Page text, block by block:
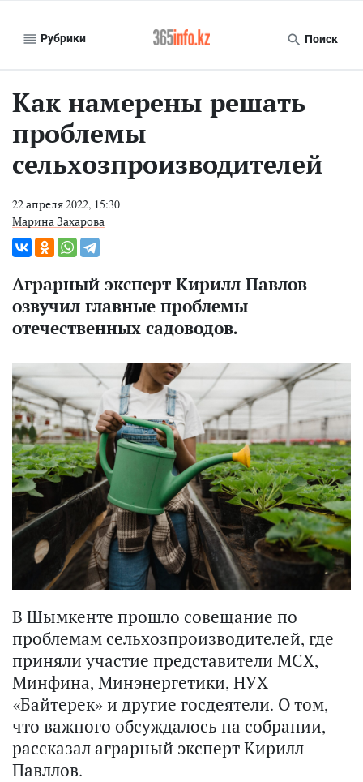
Рубрики Поиск
Как намерены решать
проблемы
сельхозпроизводителей
22 апреля 2022, 15:30
Марина Захарова
Аграрный эксперт Кирилл Павлов
озвучил главные проблемы
отечественных садоводов.
В Шымкенте прошло совещание по
проблемам сельхозпроизводителей, где
приняли участие представители МСХ,
Минфина, Минэнергетики, НУХ
«Байтерек» и другие госдеятели. О том,
что важного обсуждалось на собрании,
рассказал аграрный эксперт Кирилл
Павллов.